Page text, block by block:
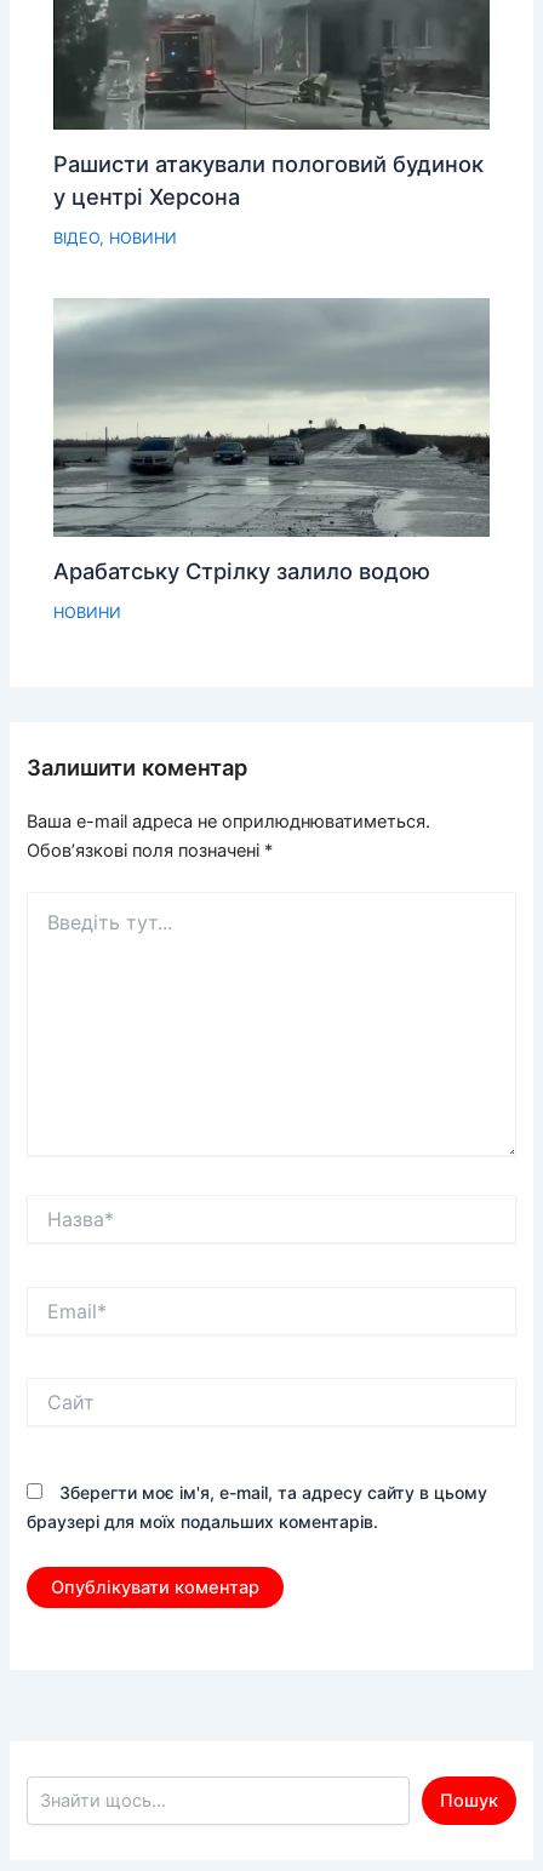
Рашисти атакували пологовий будинок
у центрі Херсона
ВІДЕО, НОВИНИ
Арабатську Стрілку залило водою
НОВИНИ
Залишити коментар
Ваша e-mail адреса не оприлюднюватиметься.
Обов’язкові поля позначені *
тут...
Зберегти моє ім'я, e-mail, та адресу сайту в цьому
браузері для моїх подальших коментарів.
Пошук по сайту
Пошук